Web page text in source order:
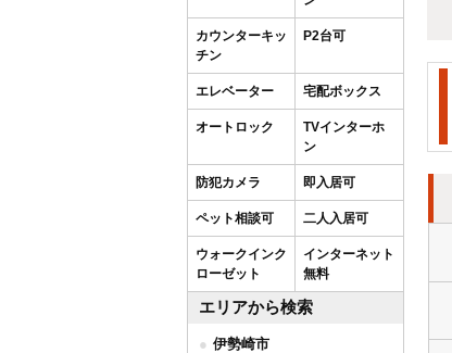
カウンターキッ
チン
P2台可
エレベーター 宅配ボックス
オートロック
TVインターホ
ン
防犯カメラ 即入居可
ペット相談可 二人入居可
ウォークインク
ローゼット
インターネット
無料
エリアから検索
伊勢崎市